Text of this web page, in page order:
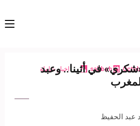
sabbeh اخبار شاملة
«شكري» في أثينا.. وعبد